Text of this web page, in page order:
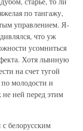
по тангажу,
управлением. Я-
что уж
усомниться
Хотя львиную
на счет тугой
молодости и
ней перед этим
белорусским